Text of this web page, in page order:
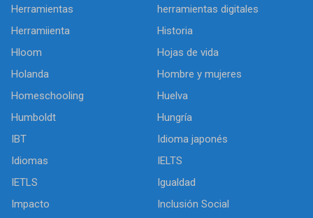
Herramientas
herramientas digitales
Herramiienta
Historia
Hloom
Hojas de vida
Holanda
Hombre y mujeres
Homeschooling
Huelva
Humboldt
Hungría
IBT
Idioma japonés
Idiomas
IELTS
IETLS
Igualdad
Impacto
Inclusión Social